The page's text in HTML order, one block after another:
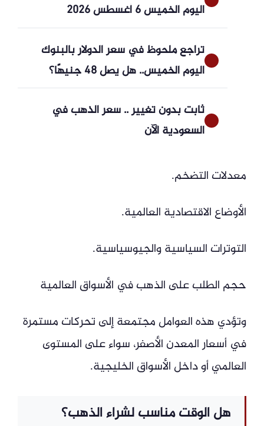
اليوم الخميس 6 أغسطس 2026
تراجع ملحوظ في سعر الدولار بالبنوك
اليوم الخميس.. هل يصل 48 جنيهًا؟
ثابت بدون تغيير .. سعر الذهب في
السعودية الآن
معدلات التضخم.
الأوضاع الاقتصادية العالمية.
التوترات السياسية والجيوسياسية.
حجم الطلب على الذهب في الأسواق العالمية
وتؤدي هذه العوامل مجتمعة إلى تحركات مستمرة
في أسعار المعدن الأصفر، سواء على المستوى
العالمي أو داخل الأسواق الخليجية.
هل الوقت مناسب لشراء الذهب؟